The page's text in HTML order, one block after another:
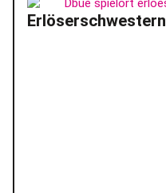
Erlöserschwestern